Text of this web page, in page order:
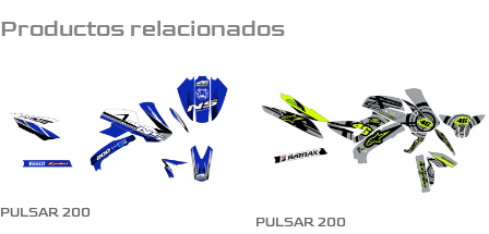
Productos relacionados
PULSAR 200
PULSAR 200